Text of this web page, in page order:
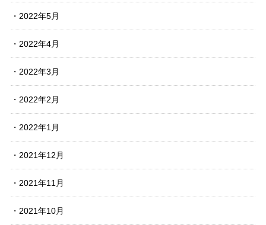
2022年5月
2022年4月
2022年3月
2022年2月
2022年1月
2021年12月
2021年11月
2021年10月